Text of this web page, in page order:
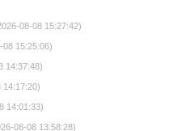
08-08 15:27:42)
08 15:25:06)
14:37:48)
14:17:20)
14:01:33)
08-08 13:58:28)